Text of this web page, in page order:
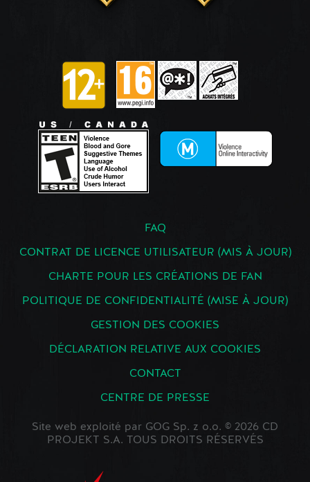
FAQ
CONTRAT DE LICENCE UTILISATEUR (MIS À JOUR)
CHARTE POUR LES CRÉATIONS DE FAN
POLITIQUE DE CONFIDENTIALITÉ (MISE À JOUR)
GESTION DES COOKIES
DÉCLARATION RELATIVE AUX COOKIES
CONTACT
CENTRE DE PRESSE
Site web exploité par GOG Sp. z o.o. © 2026 CD
PROJEKT S.A. TOUS DROITS RÉSERVÉS